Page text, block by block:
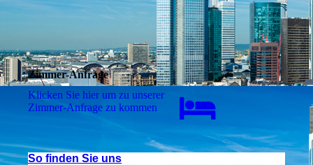
Zimmer-Anfrage
Klicken Sie hier um zu unserer
Zimmer-Anfrage zu kommen
So finden Sie uns